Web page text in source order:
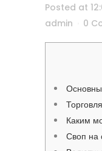
Posted at
admin
0
Каким
Своп на